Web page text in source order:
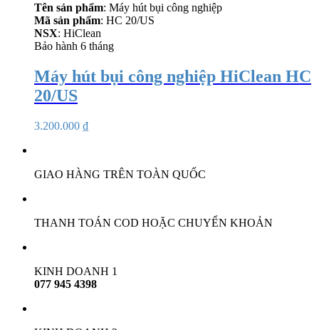
Tên sản phẩm: Máy hút bụi công nghiệp
Mã sản phẩm: HC 20/US
NSX: HiClean
Bảo hành 6 tháng
Máy hút bụi công nghiệp HiClean HC
20/US
3.200.000 ₫
GIAO HÀNG TRÊN TOÀN QUỐC
THANH TOÁN COD HOẶC CHUYỂN KHOẢN
KINH DOANH 1
077 945 4398